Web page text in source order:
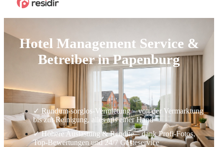
Hotel Management Service &
Betreiber in Papenburg
✓ Rundum-sorglos-Vermietung – von der Vermarktung
bis zur Reinigung, alles aus einer Hand
✓ Höhere Auslastung & Rendite – dank Profi-Fotos,
Top-Bewertungen und 24/7 Gästeservice